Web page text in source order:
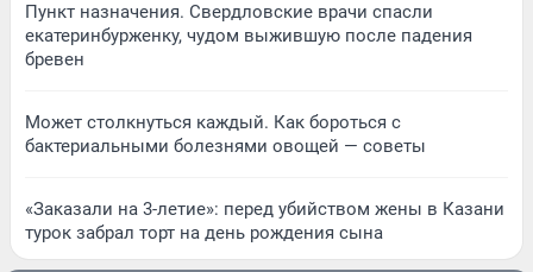
Пункт назначения. Свердловские врачи спасли
екатеринбурженку, чудом выжившую после падения
бревен
Может столкнуться каждый. Как бороться с
бактериальными болезнями овощей — советы
«Заказали на 3-летие»: перед убийством жены в Казани
турок забрал торт на день рождения сына